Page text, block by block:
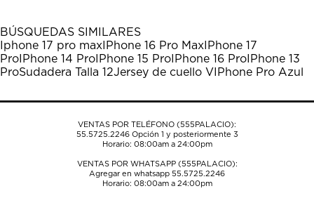
1
estrella
Esta
acción
abrirá
formulario
estrellas.
Esta
acción
abrirá
formulario
estrellas.
Esta
acción
abrirá
formulario
envío.
estrellas.
Esta
acción
abrirá
formulario
envío.
estrellas.
Esta
acción
abrirá
formulario
envío.
BÚSQUEDAS SIMILARES
Iphone 17 pro max IPhone 16 Pro Max IPhone 17
Pro IPhone 14 Pro IPhone 15 Pro IPhone 16 Pro IPhone 13
ProSudadera Talla 12Jersey de cuello V IPhone Pro Azul
VENTAS POR TELÉFONO (555PALACIO):
55.5725.2246Opción 1 y posteriormente 3
Horario: 08:00am a 24:00pm
VENTAS POR WHATSAPP (555PALACIO):
Agregar en whatsapp 55.5725.2246
Horario: 08:00am a 24:00pm